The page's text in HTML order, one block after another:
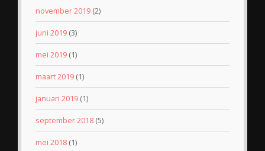
november 2019 (2)
juni 2019 (3)
mei 2019 (1)
maart 2019 (1)
januari 2019 (1)
september 2018 (5)
mei 2018 (1)